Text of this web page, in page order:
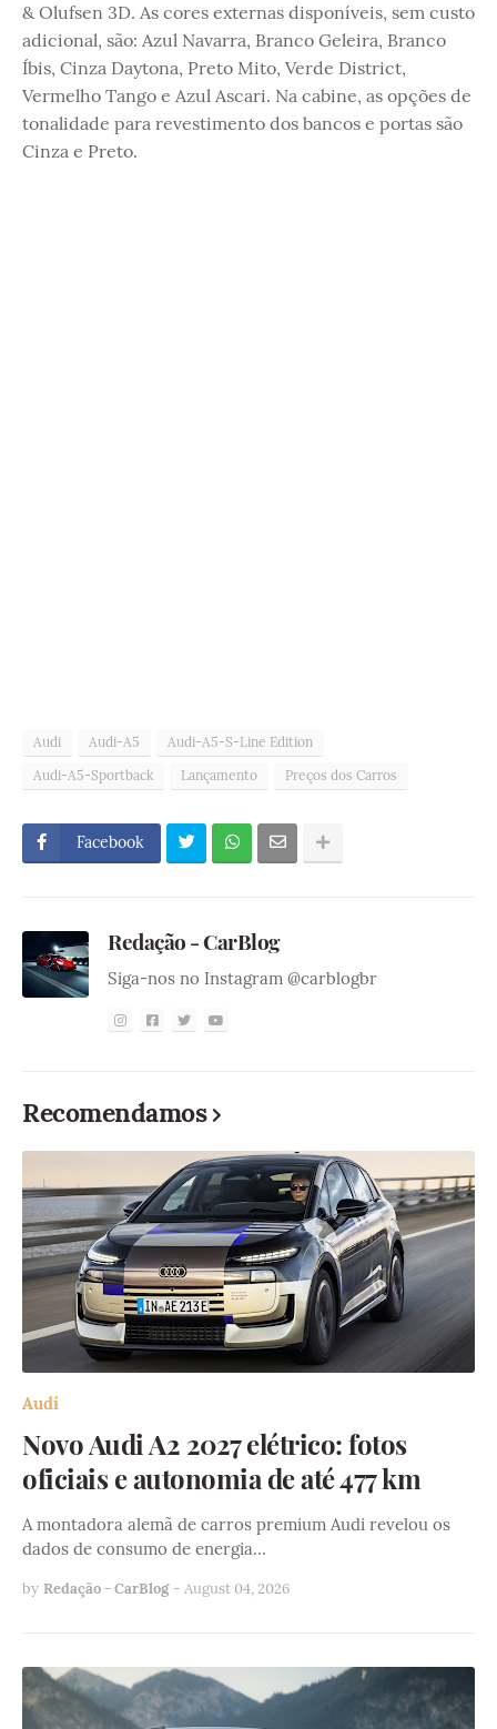
& Olufsen 3D. As cores externas disponíveis, sem custo
adicional, são: Azul Navarra, Branco Geleira, Branco
Íbis, Cinza Daytona, Preto Mito, Verde District,
Vermelho Tango e Azul Ascari. Na cabine, as opções de
tonalidade para revestimento dos bancos e portas são
Cinza e Preto.
Audi Audi-A5
Audi-A5-S-Line Edition
Audi-A5-Sportback
Lançamento Preços dos Carros
Facebook
Redação - CarBlog
Siga-nos no Instagram @carblogbr
Recomendamos
Audi
Novo Audi A2 2027 elétrico: fotos
oficiais e autonomia de até 477 km
A montadora alemã de carros premium Audi revelou os
dados de consumo de energia…
by Redação - CarBlog - August 04, 2026